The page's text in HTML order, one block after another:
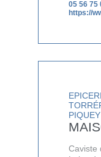
05 56 75
https://
PIQUEY
Caviste